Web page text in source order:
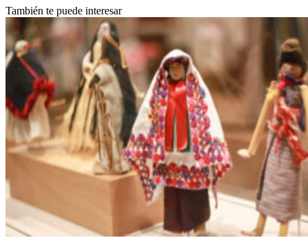
También te puede interesar